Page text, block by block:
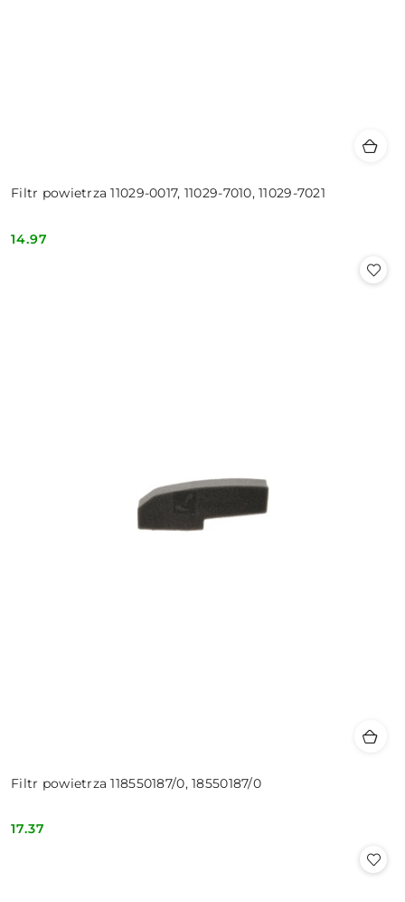
Filtr powietrza 11029-0017, 11029-7010, 11029-7021
Cena:
14.97
Filtr powietrza 118550187/0, 18550187/0
Cena:
17.37